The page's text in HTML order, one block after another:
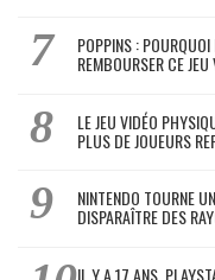
POPPINS :
REMBOURSER CE
LE JEU VIDÉO
PLUS DE JOUEURS
NINTENDO TOURNE
DISPARAÎTRE DES
IL Y A 17 ANS,